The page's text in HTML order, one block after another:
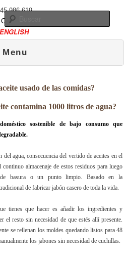
986 619
Contacto
ENGLISH
Menu
usado de las comidas?
contamina 1000 litros de agua?
sostenible de bajo consumo que
agua, consecuencia del vertido de aceites en el
almacenaje de estos residuos para luego
basura o un punto limpio. Basado en la
de fabricar jabón casero de toda la vida.
tienes que hacer es añadir los ingredientes y
el resto sin necesidad de que estés allí presente.
se rellenan los moldes quedando listos para 48
los jabones sin necesidad de cuchillas.